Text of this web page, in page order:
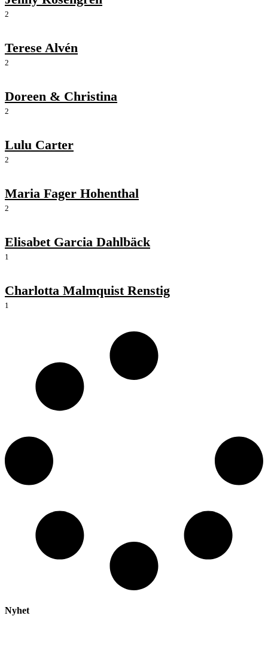
2
Terese Alvén
2
Doreen & Christina
2
Lulu Carter
2
Maria Fager Hohenthal
2
Elisabet Garcia Dahlbäck
1
Charlotta Malmquist Renstig
1
Nyhet